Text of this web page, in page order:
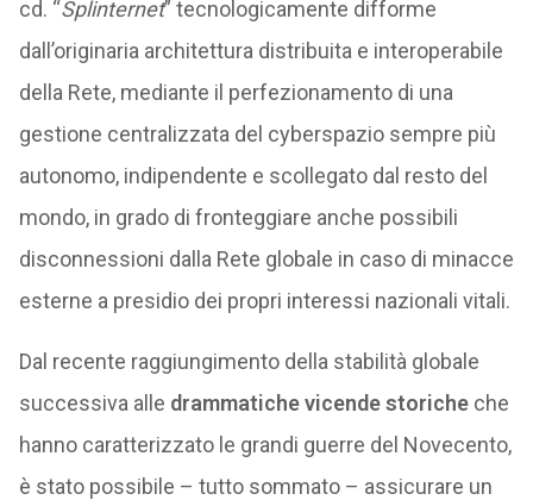
cd. “Splinternet” tecnologicamente difforme
dall’originaria architettura distribuita e interoperabile
della Rete, mediante il perfezionamento di una
gestione centralizzata del cyberspazio sempre più
autonomo, indipendente e scollegato dal resto del
mondo, in grado di fronteggiare anche possibili
disconnessioni dalla Rete globale in caso di minacce
esterne a presidio dei propri interessi nazionali vitali.
Dal recente raggiungimento della stabilità globale
successiva alle drammatiche vicende storicheche
hanno caratterizzato le grandi guerre del Novecento,
è stato possibile – tutto sommato – assicurare un